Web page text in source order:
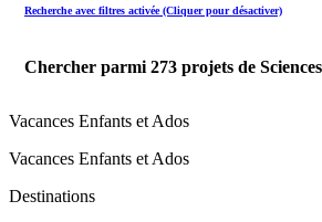
Recherche avec filtres activée (Cliquer pour désactiver)
Chercher parmi 273 projets de
Vacances Enfants et Ados
Vacances Enfants et Ados
Destinations